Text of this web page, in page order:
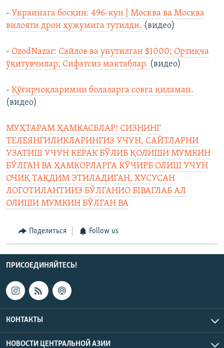
- Украинага босқин: 496-кун | Москва ва Москва
вилояти дрон ҳужумига тутилди. (видео)
- OzodNazar: Сайлов ва унутилган $1000; Ортиқча
ўқитувчилар; Сифатсиз мактаблар. (видео)
- Қўғирчоқларимни болаларга совға қиламан.
(видео)
МУҲТАРАМ ҲАМКАСБЛАР! СИЗНИНГ
ТЕЛЕЯНГИЛИКЛАРИНГИЗ УЧУН, САЙТЛАРНИ
УЗАТИШ УЧУН КЕРАК БЎЛИБ ҚОЛИШИ МУМКИН
БЎЛГАН ВА ҲАМКОРЛАРГА КЎЧИРБ ОЛИШ УЧУН
ОЧИҚ ТАҚДИМ ЭТИЛАДИГАН, ХУСУСАН
ЛОГОТИЛАНТИИЗ БЎЛГАНИО БІВАГЛАБ АЛ
ОЛИШИ МУМКИН БЎЛГАН ВА
Поделиться Follow us
ПРИСОЕДИНЯЙТЕСЬ!
КОНТАКТЫ
НОВОСТИ ЦЕНТРАЛЬНОЙ АЗИИ